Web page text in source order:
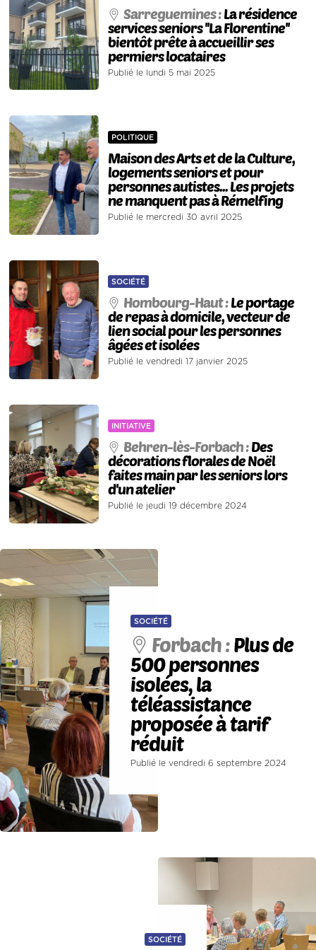
Sarreguemines :La résidence
services seniors ''La Florentine''
bientôt prête à accueillir ses
permiers locataires
Publié le lundi 5 mai 2025
POLITIQUE
Maison des Arts et de la Culture,
logements seniors et pour
personnes autistes... Les projets
ne manquent pas à Rémelfing
Publié le mercredi 30 avril 2025
SOCIÉTÉ
Hombourg-Haut :Le portage
de repas à domicile, vecteur de
lien social pour les personnes
âgées et isolées
Publié le vendredi 17 janvier 2025
INITIATIVE
Behren-lès-Forbach :Des
décorations florales de Noël
faites main par les seniors lors
d'un atelier
Publié le jeudi 19 décembre 2024
SOCIÉTÉ
Forbach :Plus de
500 personnes
isolées, la
téléassistance
proposée à tarif
réduit
Publié le vendredi 6 septembre 2024
SOCIÉTÉ